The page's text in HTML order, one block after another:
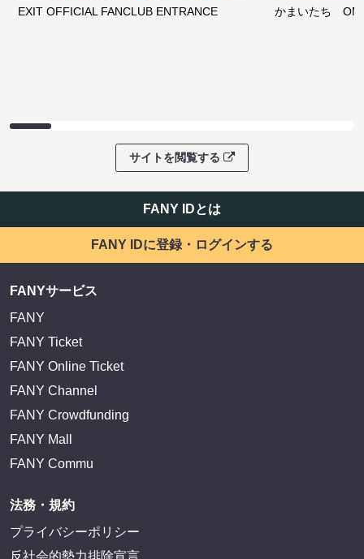
EXIT OFFICIAL FANCLUB ENTRANCE かまいたち
サイトを閲覧する
FANY IDとは
FANY IDに登録・ログインする
FANYサービス
FANY
FANY Ticket
FANY Online Ticket
FANY Channel
FANY Crowdfunding
FANY Mall
FANY Commu
法務・規約
プライバシーポリシー